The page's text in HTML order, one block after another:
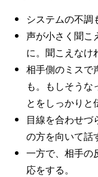
システムの不調
声が小さく聞こ
に。聞こえなけ
相手側のミスで
も。もしそうな
とをしっかりと
目線を合わせづ
の方を向いて話
一方で、相手の
応をする。